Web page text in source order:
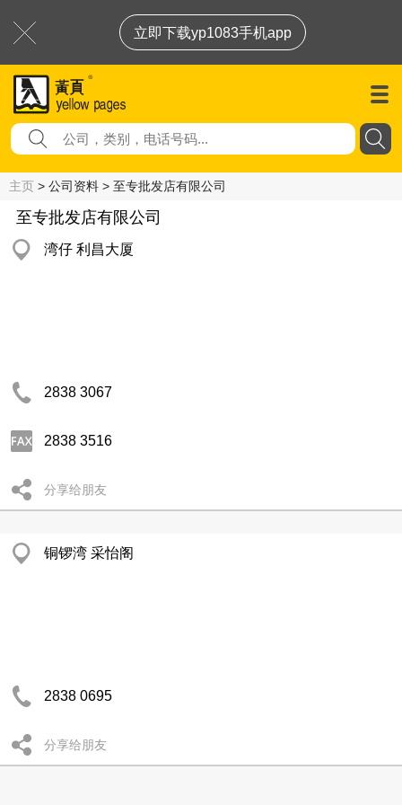
立即下载yp1083手机app
主页 > 公司资料 > 至专批发店有限公司
至专批发店有限公司
湾仔 利昌大厦
2838 3067
2838 3516
分享给朋友
铜锣湾 采怡阁
2838 0695
分享给朋友